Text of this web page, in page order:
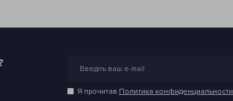
Я прочитав Политика конфиденциальности